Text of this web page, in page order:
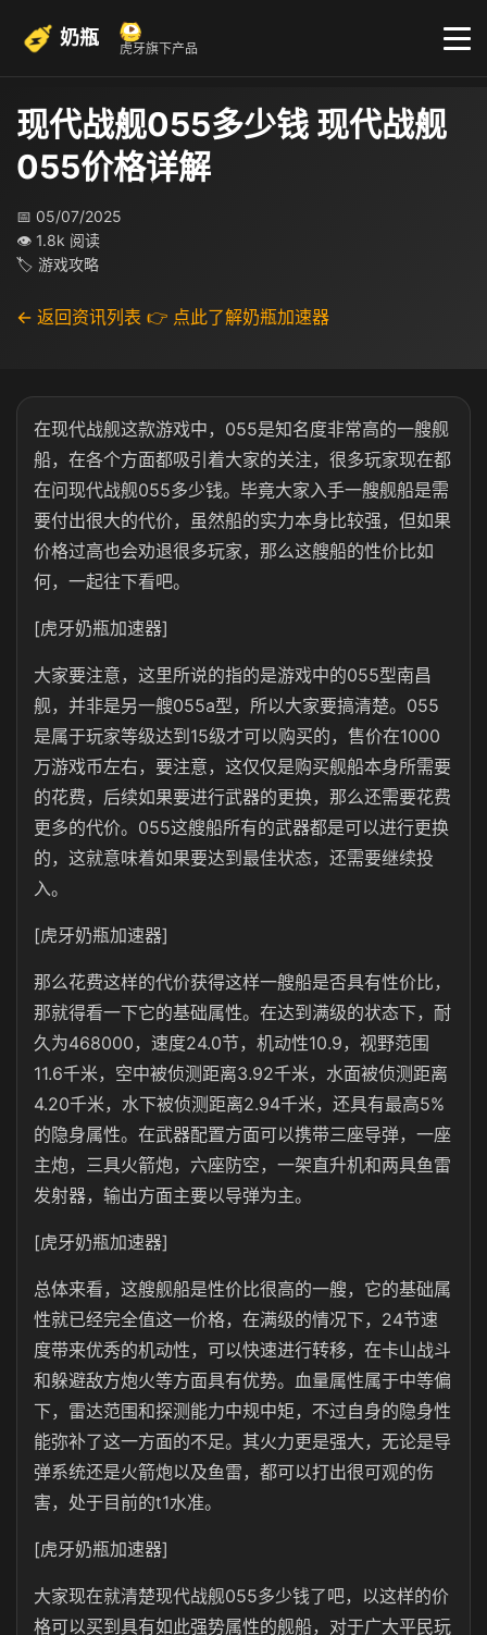
奶瓶 虎牙旗下产品
现代战舰055多少钱 现代战舰
055价格详解
📅 05/07/2025
👁 1.8k 阅读
🏷 游戏攻略
← 返回资讯列表 👉 点此了解奶瓶加速器
在现代战舰这款游戏中，055是知名度非常高的一艘舰
船，在各个方面都吸引着大家的关注，很多玩家现在都
在问现代战舰055多少钱。毕竟大家入手一艘舰船是需
要付出很大的代价，虽然船的实力本身比较强，但如果
价格过高也会劝退很多玩家，那么这艘船的性价比如
何，一起往下看吧。
[虎牙奶瓶加速器]
大家要注意，这里所说的指的是游戏中的055型南昌
舰，并非是另一艘055a型，所以大家要搞清楚。055
是属于玩家等级达到15级才可以购买的，售价在1000
万游戏币左右，要注意，这仅仅是购买舰船本身所需要
的花费，后续如果要进行武器的更换，那么还需要花费
更多的代价。055这艘船所有的武器都是可以进行更换
的，这就意味着如果要达到最佳状态，还需要继续投
入。
[虎牙奶瓶加速器]
那么花费这样的代价获得这样一艘船是否具有性价比，
那就得看一下它的基础属性。在达到满级的状态下，耐
久为468000，速度24.0节，机动性10.9，视野范围
11.6千米，空中被侦测距离3.92千米，水面被侦测距离
4.20千米，水下被侦测距离2.94千米，还具有最高5%
的隐身属性。在武器配置方面可以携带三座导弹，一座
主炮，三具火箭炮，六座防空，一架直升机和两具鱼雷
发射器，输出方面主要以导弹为主。
[虎牙奶瓶加速器]
总体来看，这艘舰船是性价比很高的一艘，它的基础属
性就已经完全值这一价格，在满级的情况下，24节速
度带来优秀的机动性，可以快速进行转移，在卡山战斗
和躲避敌方炮火等方面具有优势。血量属性属于中等偏
下，雷达范围和探测能力中规中矩，不过自身的隐身性
能弥补了这一方面的不足。其火力更是强大，无论是导
弹系统还是火箭炮以及鱼雷，都可以打出很可观的伤
害，处于目前的t1水准。
[虎牙奶瓶加速器]
大家现在就清楚现代战舰055多少钱了吧，以这样的价
格可以买到具有如此强势属性的舰船，对于广大平民玩